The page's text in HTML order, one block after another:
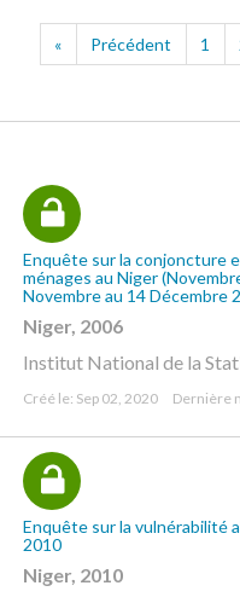
« Précédent 1
Enquête sur la conjoncture
ménages au Niger
Novembre au 14 Décembre
Niger, 2006
Institut National de la
Créé le: Sep 02, 2020 Dernière
Enquête sur la vulnérabilité
2010
Niger, 2010